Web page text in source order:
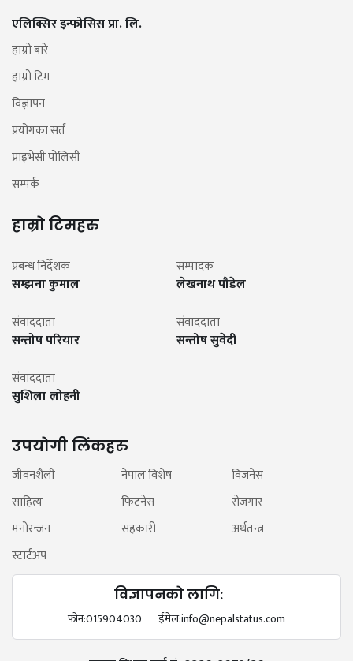
एलिक्सिर इन्फोसिस प्रा. लि.
हाम्रो बारे
हाम्रो टिम
विज्ञापन
प्रयोगका सर्त
प्राइभेसी पोलिसी
सम्पर्क
हाम्रो टिमहरु
प्रबन्ध निर्देशक
सम्झना कुमाल
सम्पादक
लेखनाथ पौडेल
संवाददाता
सन्तोष परियार
संवाददाता
सन्तोष सुवेदी
संवाददाता
सुशिला लोहनी
उपयोगी लिंकहरु
जीवनशैली नेपाल विशेष
विजनेस
साहित्य
फिटनेस
रोजगार
मनोरन्जन
सहकारी
अर्थतन्त्र
स्टार्टअप
विज्ञापनको लागि:
फोन:015904030 ईमेल:info@nepalstatus.com